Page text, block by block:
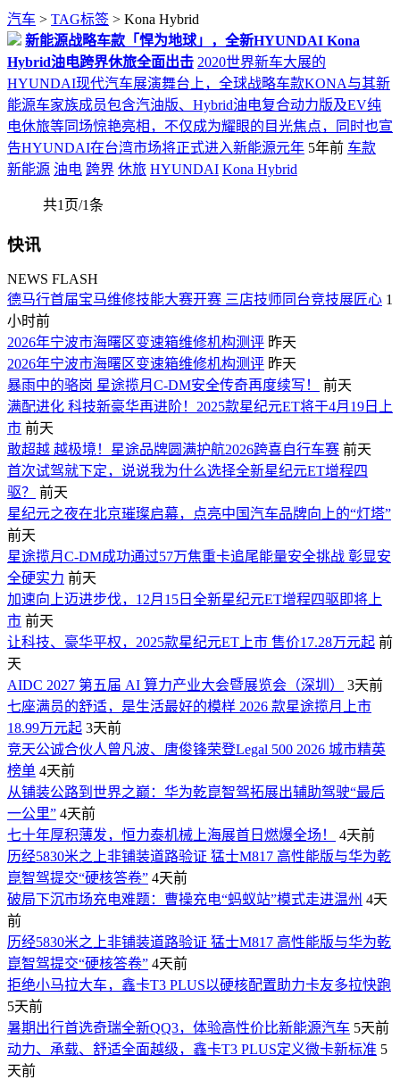
汽车 > TAG标签 > Kona Hybrid
新能源战略车款「悍为地球」，全新HYUNDAI Kona
Hybrid油电跨界休旅全面出击 2020世界新车大展的
HYUNDAI现代汽车展演舞台上，全球战略车款KONA与其新
能源车家族成员包含汽油版、Hybrid油电复合动力版及EV纯
电休旅等同场惊艳亮相，不仅成为耀眼的目光焦点，同时也宣
告HYUNDAI在台湾市场将正式进入新能源元年 5年前 车款
新能源 油电 跨界 休旅 HYUNDAI Kona Hybrid
共1页/1条
快讯
NEWS FLASH
德马行首届宝马维修技能大赛开赛 三店技师同台竞技展匠心 1
小时前
2026年宁波市海曙区变速箱维修机构测评 昨天
2026年宁波市海曙区变速箱维修机构测评 昨天
暴雨中的骆岗 星途揽月C-DM安全传奇再度续写！
前天
满配进化 科技新豪华再进阶！2025款星纪元ET将于4月19日上
市 前天
敢超越 越极境！星途品牌圆满护航2026跨喜自行车赛 前天
首次试驾就下定，说说我为什么选择全新星纪元ET增程四
驱？
前天
星纪元之夜在北京璀璨启幕，点亮中国汽车品牌向上的“灯塔”
前天
星途揽月C-DM成功通过57万焦重卡追尾能量安全挑战 彰显安
全硬实力 前天
加速向上迈进步伐，12月15日全新星纪元ET增程四驱即将上
市 前天
让科技、豪华平权，2025款星纪元ET上市 售价17.28万元起 前
天
AIDC 2027 第五届 AI 算力产业大会暨展览会（深圳）
3天前
七座满员的舒适，是生活最好的模样 2026 款星途揽月上市
18.99万元起 3天前
竞天公诚合伙人曾凡波、唐俊锋荣登Legal 500 2026 城市精英
榜单 4天前
从铺装公路到世界之巅：华为乾崑智驾拓展出辅助驾驶“最后
一公里” 4天前
七十年厚积薄发，恒力泰机械上海展首日燃爆全场！
4天前
历经5830米之上非铺装道路验证 猛士M817 高性能版与华为乾
崑智驾提交“硬核答卷” 4天前
破局下沉市场充电难题：曹操充电“蚂蚁站”模式走进温州 4天
前
历经5830米之上非铺装道路验证 猛士M817 高性能版与华为乾
崑智驾提交“硬核答卷” 4天前
拒绝小马拉大车，鑫卡T3 PLUS以硬核配置助力卡友多拉快跑
5天前
暑期出行首选奇瑞全新QQ3，体验高性价比新能源汽车 5天前
动力、承载、舒适全面越级，鑫卡T3 PLUS定义微卡新标准 5
天前